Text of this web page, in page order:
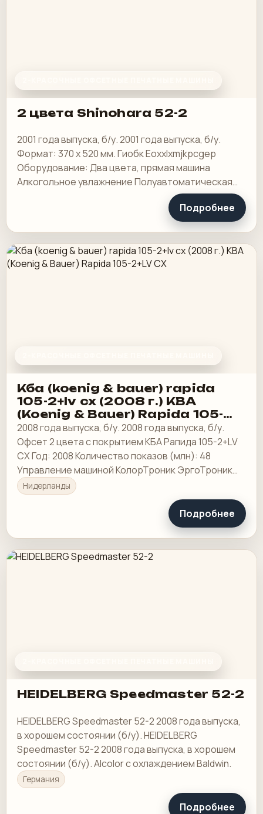
2 цвета Shinohara 52-2
2001 года выпуска, б/у. 2001 года выпуска, б/у.
Формат: 370 х 520 мм. Гиобк Eoxxlxmjkpcgep
Оборудование: Два цвета, прямая машина
Алкогольное увлажнение Полуавтоматическая
Подробнее
Кба (koenig & bauer) rapida
105-2+lv cx (2008 г.) KBA
(Koenig & Bauer) Rapida 105-
2+LV CX
2008 года выпуска, б/у. 2008 года выпуска, б/у.
Офсет 2 цвета с покрытием КБА Рапида 105-2+LV
CX Год: 2008 Количество показов (млн): 48
Управление машиной КолорТроник ЭргоТроник
Профессионал
Нидерланды
Подробнее
HEIDELBERG Speedmaster 52-2
HEIDELBERG Speedmaster 52-2 2008 года выпуска,
в хорошем состоянии (б/у). HEIDELBERG
Speedmaster 52-2 2008 года выпуска, в хорошем
состоянии (б/у). Alcolor с охлаждением Baldwin.
Германия
Подробнее